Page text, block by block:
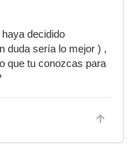
decidido
duda sería lo mejor ) ,
que tu conozcas para